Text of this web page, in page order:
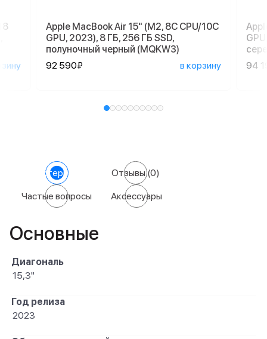
Apple MacBook Air 15" (M2, 8C CPU/10C
GPU, 2023), 8 ГБ, 256 ГБ SSD,
полуночный черный (MQKW3)
92 590₽
в корзину
94
Характеристики Отзывы(0)
Частые вопросы Аксессуары
Основные
Диагональ
15,3"
Год релиза
2023